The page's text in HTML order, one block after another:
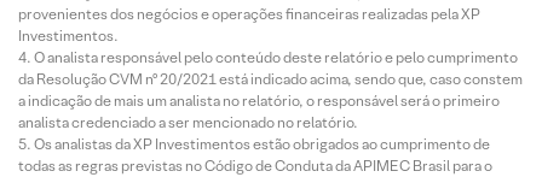
provenientes dos negócios e operações financeiras realizadas pela XP
Investimentos.
O analista responsável pelo conteúdo deste relatório e pelo cumprimento
da Resolução CVM nº 20/2021 está indicado acima, sendo que, caso constem
a indicação de mais um analista no relatório, o responsável será o primeiro
analista credenciado a ser mencionado no relatório.
Os analistas da XP Investimentos estão obrigados ao cumprimento de
todas as regras previstas no Código de Conduta da APIMEC Brasil para o